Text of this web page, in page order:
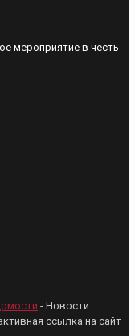
мероприятие в честь
- Новости
ссылка на сайт